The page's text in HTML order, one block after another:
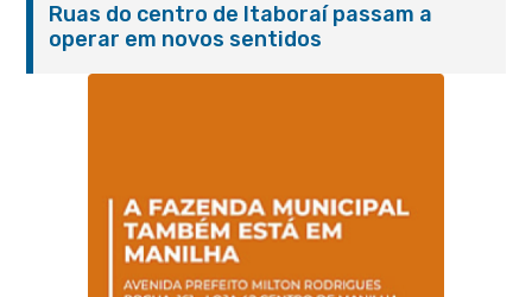
promovem
conscientização
sobre hanseníase
Ruas do centro de Itaboraí passam a
operar em novos sentidos